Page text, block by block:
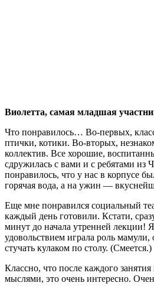
Виолетта, самая младшая
Что понравилось… Во-первых,
птички, котики. Во-вторых,
коллектив. Все хорошие,
сдружилась с вами и с ребятами из
понравилось, что у нас в корпусе
горячая вода, а на ужин —
Еще мне понравился социальный
каждый день готовили. Кстати,
минут до начала утренней лекции!
удовольствием играла роль
стучать кулаком по столу. (Смеется.)
Классно, что после каждого
мыслями, это очень интересно.